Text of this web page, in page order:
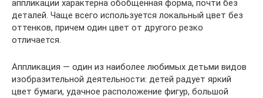
аппликации характерна обобщенная форма, почти без
деталей. Чаще всего используется локальный цвет без
оттенков, причем один цвет от другого резко
отличается.
Аппликация — один из наиболее любимых детьми видов
изобразительной деятельности: детей радует яркий
цвет бумаги, удачное расположение фигур, большой